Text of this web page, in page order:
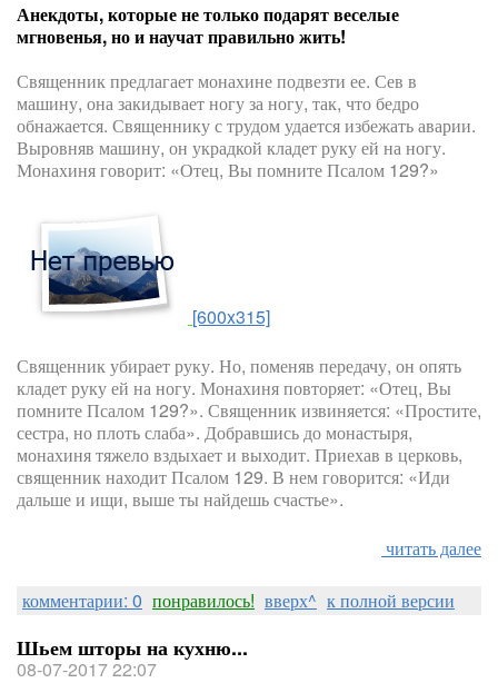
Анекдоты, которые не только подарят веселые
мгновенья, но и научат правильно жить!
Священник предлагает монахине подвезти ее. Сев в
машину, она закидывает ногу за ногу, так, что бедро
обнажается. Священнику с трудом удается избежать аварии.
Выровняв машину, он украдкой кладет руку ей на ногу.
Монахиня говорит: «Отец, Вы помните Псалом 129?»
[600x315]
Священник убирает руку. Но, поменяв передачу, он опять
кладет руку ей на ногу. Монахиня повторяет: «Отец, Вы
помните Псалом 129?». Священник извиняется: «Простите,
сестра, но плоть слаба». Добравшись до монастыря,
монахиня тяжело вздыхает и выходит. Приехав в церковь,
священник находит Псалом 129. В нем говорится: «Иди
дальше и ищи, выше ты найдешь счастье».
читать далее
комментарии: 0 понравилось! вверх^ к полной версии
Шьем шторы на кухню...
08-07-2017 22:07